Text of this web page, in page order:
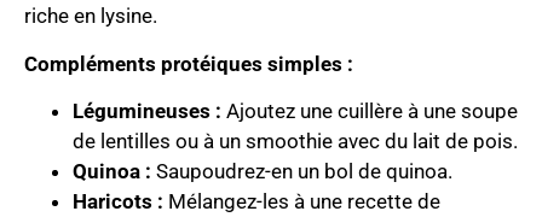
riche en lysine.
Compléments protéiques simples :
Légumineuses : Ajoutez une cuillère à une soupe
de lentilles ou à un smoothie avec du lait de pois.
Quinoa : Saupoudrez-en un bol de quinoa.
Haricots : Mélangez-les à une recette de